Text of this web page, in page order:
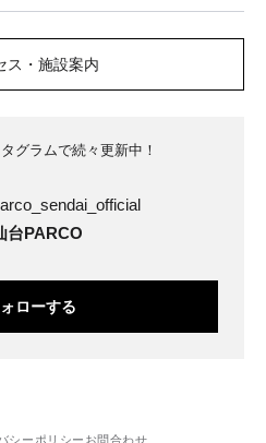
ス・施設案内
グラムで続々更新中！
台PARCO
ローする
シーポリシー お問合わせ